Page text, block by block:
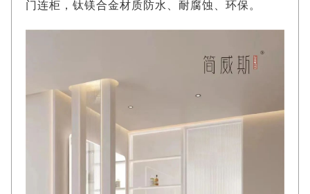
门连柜，钛镁合金材质防水、耐腐蚀、环保。